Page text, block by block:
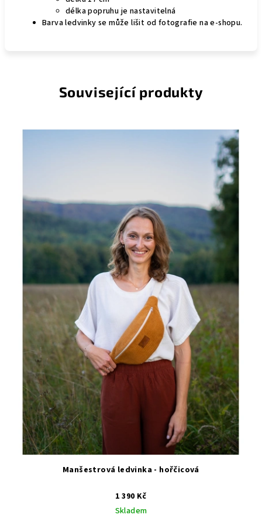
délka popruhu je nastavitelná
Barva ledvinky se může lišit od fotografie na e-shopu.
Související produkty
Manšestrová ledvinka - hořčicová
1 390 Kč
Skladem